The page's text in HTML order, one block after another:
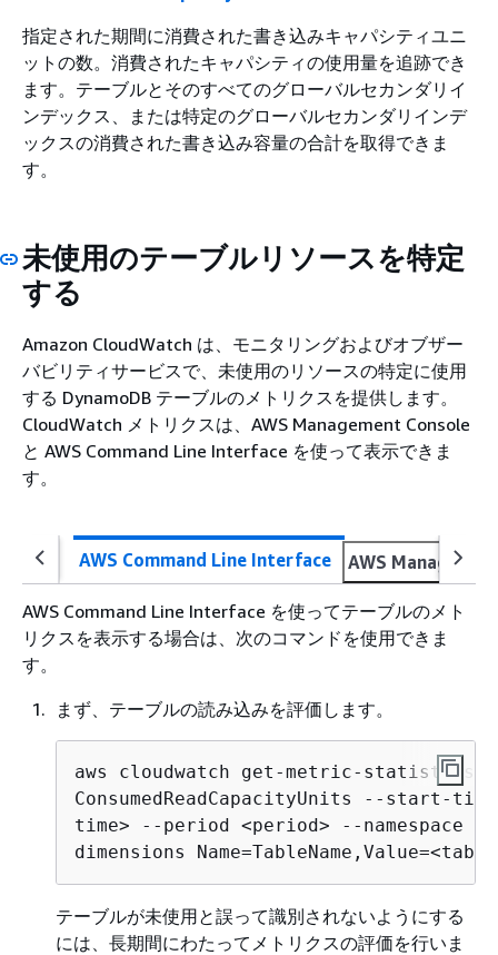
指定された期間に消費された書き込みキャパシティユニ
ットの数。消費されたキャパシティの使用量を追跡でき
ます。テーブルとそのすべてのグローバルセカンダリイ
ンデックス、または特定のグローバルセカンダリインデ
ックスの消費された書き込み容量の合計を取得できま
す。
未使用のテーブルリソースを特定
する
Amazon CloudWatch は、モニタリングおよびオブザー
バビリティサービスで、未使用のリソースの特定に使用
する DynamoDB テーブルのメトリクスを提供します。
CloudWatch メトリクスは、AWS Management Console
と AWS Command Line Interface を使って表示できま
す。
AWS Command Line Interface AWS
AWS Command Line Interface を使ってテーブルのメト
リクスを表示する場合は、次のコマンドを使用できま
す。
まず、テーブルの読み込みを評価します。
aws cloudwatch get-metric-statistics
ConsumedReadCapacityUnits --start-
time> --period <period> --namespace
dimensions
テーブルが未使用と誤って識別されないようにする
には、長期間にわたってメトリクスの評価を行いま